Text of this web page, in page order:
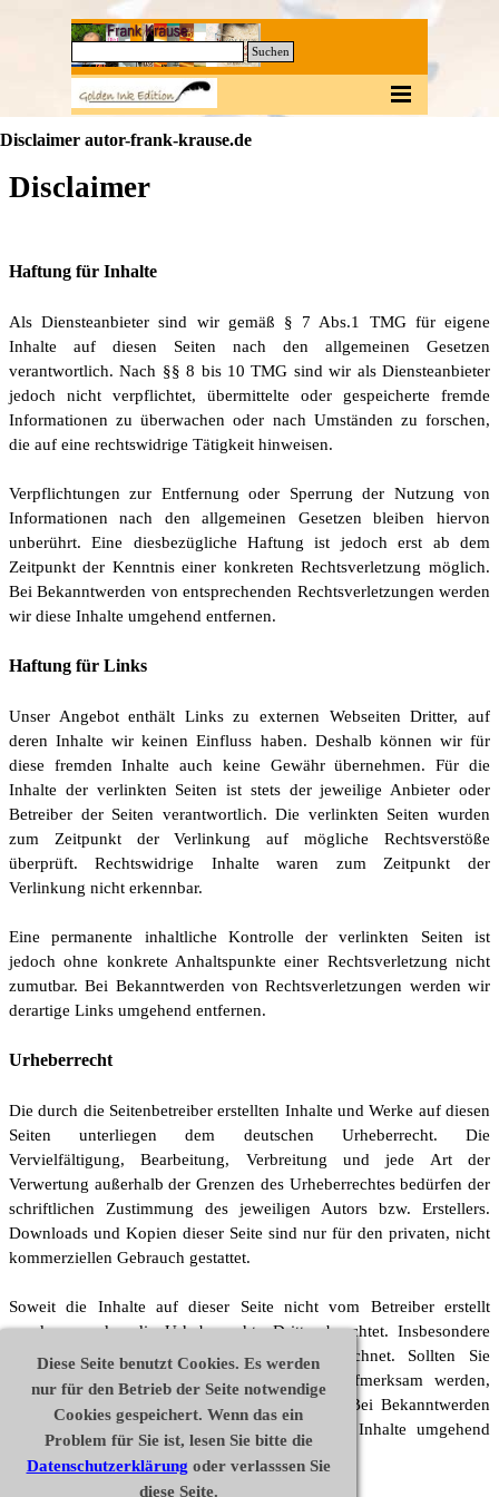
Diese Seite benutzt Cookies. Es werden
nur für den Betrieb der Seite notwendige
Cookies gespeichert. Wenn das ein
Problem für Sie ist, lesen Sie bitte die
Datenschutzerklärung oder verlasssen Sie
diese Seite.
Direkt zum Seiteninhalt
Suchen
Disclaimer autor-frank-krause.de
Disclaimer
Haftung für Inhalte
Als Diensteanbieter sind wir gemäß § 7 Abs.1 TMG für eigene
Inhalte auf diesen Seiten nach den allgemeinen Gesetzen
verantwortlich. Nach §§ 8 bis 10 TMG sind wir als Diensteanbieter
jedoch nicht verpflichtet, übermittelte oder gespeicherte fremde
Informationen zu überwachen oder nach Umständen zu forschen,
die auf eine rechtswidrige Tätigkeit hinweisen.
Verpflichtungen zur Entfernung oder Sperrung der Nutzung von
Informationen nach den allgemeinen Gesetzen bleiben hiervon
unberührt. Eine diesbezügliche Haftung ist jedoch erst ab dem
Zeitpunkt der Kenntnis einer konkreten Rechtsverletzung möglich.
Bei Bekanntwerden von entsprechenden Rechtsverletzungen werden
wir diese Inhalte umgehend entfernen.
Haftung für Links
Unser Angebot enthält Links zu externen Webseiten Dritter, auf
deren Inhalte wir keinen Einfluss haben. Deshalb können wir für
diese fremden Inhalte auch keine Gewähr übernehmen. Für die
Inhalte der verlinkten Seiten ist stets der jeweilige Anbieter oder
Betreiber der Seiten verantwortlich. Die verlinkten Seiten wurden
zum Zeitpunkt der Verlinkung auf mögliche Rechtsverstöße
überprüft. Rechtswidrige Inhalte waren zum Zeitpunkt der
Verlinkung nicht erkennbar.
Eine permanente inhaltliche Kontrolle der verlinkten Seiten ist
jedoch ohne konkrete Anhaltspunkte einer Rechtsverletzung nicht
zumutbar. Bei Bekanntwerden von Rechtsverletzungen werden wir
derartige Links umgehend entfernen.
Urheberrecht
Die durch die Seitenbetreiber erstellten Inhalte und Werke auf diesen
Seiten unterliegen dem deutschen Urheberrecht. Die
Vervielfältigung, Bearbeitung, Verbreitung und jede Art der
Verwertung außerhalb der Grenzen des Urheberrechtes bedürfen der
schriftlichen Zustimmung des jeweiligen Autors bzw. Erstellers.
Downloads und Kopien dieser Seite sind nur für den privaten, nicht
kommerziellen Gebrauch gestattet.
Soweit die Inhalte auf dieser Seite nicht vom Betreiber erstellt
wurden, werden die Urheberrechte Dritter beachtet. Insbesondere
werden Inhalte Dritter als solche gekennzeichnet. Sollten Sie
trotzdem auf eine Urheberrechtsverletzung aufmerksam werden,
bitten wir um einen entsprechenden Hinweis. Bei Bekanntwerden
von Rechtsverletzungen werden wir derartige Inhalte umgehend